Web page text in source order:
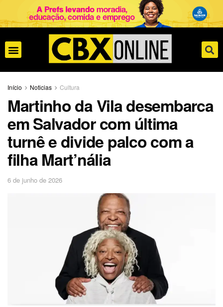
Início Noticias Cultura
Martinho da Vila desembarca
em Salvador com última
turnê e divide palco com a
filha Mart’nália
6 de junho de 2026